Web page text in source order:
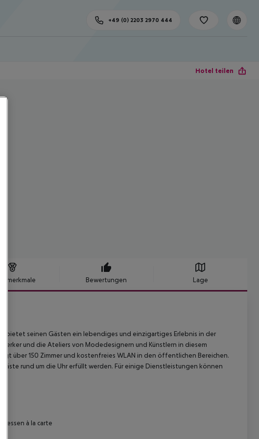
+49 (0) 2203 2970 444
Hotel teilen
Bewertungen Lage
bietet seinen Gästen ein lebendiges und einzigartiges Erlebnis in der
und die Ateliers von Modedesignern und Künstlern in diesem
über 150 Zimmer und kostenfreies WLAN in den öffentlichen Bereichen.
rund um die Uhr erfüllt werden. Für einige Dienstleistungen können
à la carte